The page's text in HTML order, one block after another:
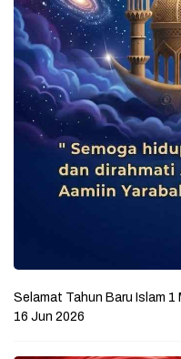
Selamat Tahun Baru Islam 1
16 Jun 2026